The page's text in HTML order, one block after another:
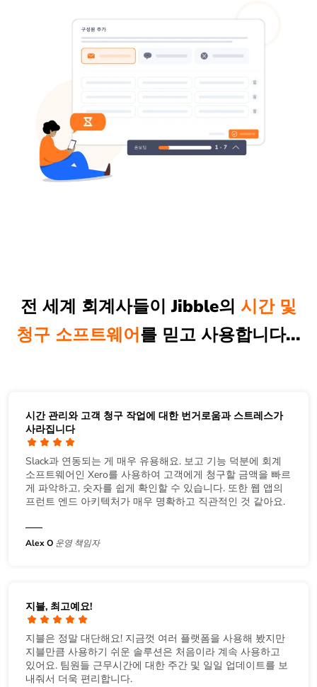
전 세계 회계사들이 Jibble의 시간 및
청구 소프트웨어를 믿고 사용합니다...
시간 관리와 고객 청구 작업에 대한 번거로움과 스트레스가
사라집니다
Slack과 연동되는 게 매우 유용해요. 보고 기능 덕분에 회계
소프트웨어인 Xero를 사용하여 고객에게 청구할 금액을 빠르
게 파악하고, 숫자를 쉽게 확인할 수 있습니다. 또한 웹 앱의
프런트 엔드 아키텍처가 매우 명확하고 직관적인 것 같아요.
Alex O 운영 책임자
지블, 최고예요!
지블은 정말 대단해요! 지금껏 여러 플랫폼을 사용해 봤지만
지블만큼 사용하기 쉬운 솔루션은 처음이라 계속 사용하고
있어요. 팀원들 근무시간에 대한 주간 및 일일 업데이트를 보
내줘서 더욱 편리합니다.